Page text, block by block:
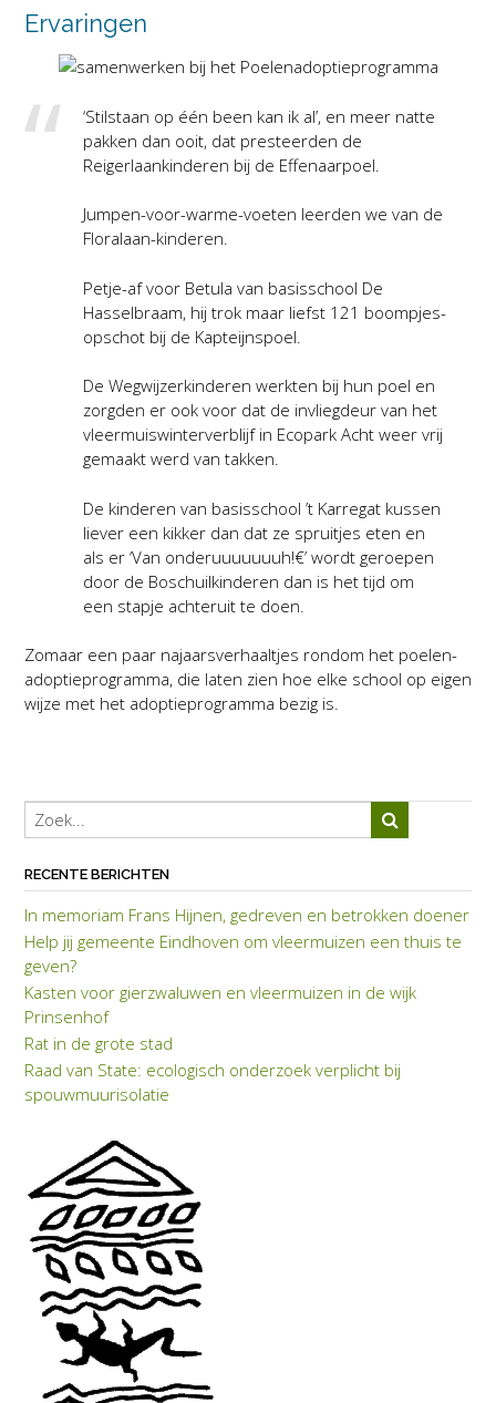
Ervaringen
‘Stilstaan op één been kan ik al’, en meer natte
pakken dan ooit, dat presteerden de
Reigerlaankinderen bij de Effenaarpoel.
Jumpen-voor-warme-voeten leerden we van de
Floralaan-kinderen.
Petje-af voor Betula van basisschool De
Hasselbraam, hij trok maar liefst 121 boompjes-
opschot bij de Kapteijnspoel.
De Wegwijzerkinderen werkten bij hun poel en
zorgden er ook voor dat de invliegdeur van het
vleermuiswinterverblijf in Ecopark Acht weer vrij
gemaakt werd van takken.
De kinderen van basisschool ’t Karregat kussen
liever een kikker dan dat ze spruitjes eten en
als er ‘Van onderuuuuuuuh!€’ wordt geroepen
door de Boschuilkinderen dan is het tijd om
een stapje achteruit te doen.
Zomaar een paar najaarsverhaaltjes rondom het poelen-
adoptieprogramma, die laten zien hoe elke school op eigen
wijze met het adoptieprogramma bezig is.
RECENTE BERICHTEN
In memoriam Frans Hijnen, gedreven en betrokken doener
Help jij gemeente Eindhoven om vleermuizen een thuis te
geven?
Kasten voor gierzwaluwen en vleermuizen in de wijk
Prinsenhof
Rat in de grote stad
Raad van State: eco­lo­gisch on­der­zoek verplicht bij
spouwmuuriso­latie